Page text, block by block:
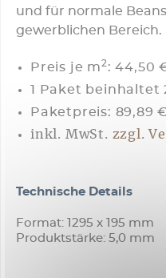
und für normale
gewerblichen Bereich.
Preis je m2 :44,50
1 Paket beinhaltet
Paketpreis: 89,89 €
inkl. MwSt. zzgl.
Technische Details
Format: 1295 x 195 mm
Produktstärke: 5,0 mm